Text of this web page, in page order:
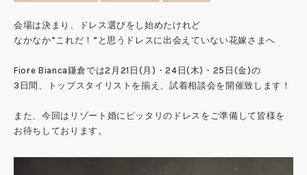
会場は決まり、ドレス選びをし始めたけれど
なかなか“これだ！”と思うドレスに出会えていない花嫁さまへ
Fiore Bianca鎌倉では2月21日(月)・24日(木)・25日(金)の
3日間、トップスタイリストを揃え、試着相談会を開催致します！
また、今回はリゾート婚にピッタリのドレスをご準備して皆様を
お待ちしております。